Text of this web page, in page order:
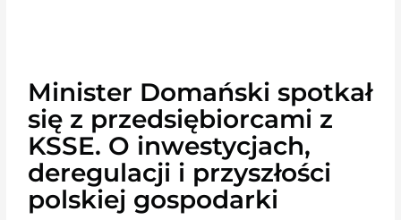
Minister Domański spotkał
się z przedsiębiorcami z
KSSE. O inwestycjach,
deregulacji i przyszłości
polskiej gospodarki